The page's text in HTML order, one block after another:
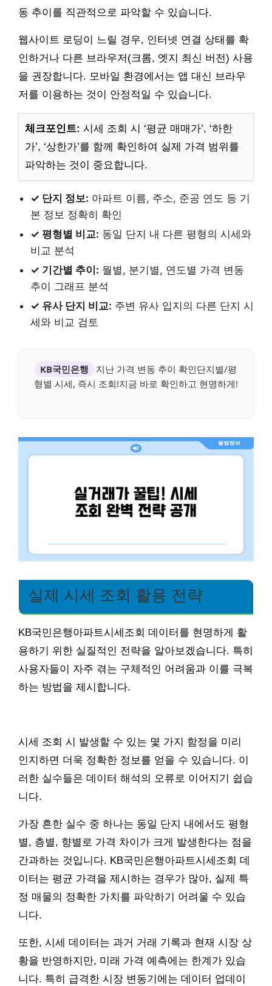
동 추이를 직관적으로 파악할 수 있습니다.
웹사이트 로딩이 느릴 경우, 인터넷 연결 상태를 확
인하거나 다른 브라우저(크롬, 엣지 최신 버전) 사용
을 권장합니다. 모바일 환경에서는 앱 대신 브라우
저를 이용하는 것이 안정적일 수 있습니다.
체크포인트: 시세 조회 시 ‘평균 매매가’, ‘하한
가’, ‘상한가’를 함께 확인하여 실제 가격 범위를
파악하는 것이 중요합니다.
✓ 단지 정보: 아파트 이름, 주소, 준공 연도 등 기
본 정보 정확히 확인
✓ 평형별 비교: 동일 단지 내 다른 평형의 시세와
비교 분석
✓ 기간별 추이: 월별, 분기별, 연도별 가격 변동
추이 그래프 분석
✓ 유사 단지 비교: 주변 유사 입지의 다른 단지 시
세와 비교 검토
KB국민은행
지난 가격 변동 추이 확인단지별/평
형별 시세, 즉시 조회!지금 바로 확인하고 현명하게!
실제 시세 조회 활용 전략
KB국민은행아파트시세조회 데이터를 현명하게 활
용하기 위한 실질적인 전략을 알아보겠습니다. 특히
사용자들이 자주 겪는 구체적인 어려움과 이를 극복
하는 방법을 제시합니다.
시세 조회 시 발생할 수 있는 몇 가지 함정을 미리
인지하면 더욱 정확한 정보를 얻을 수 있습니다. 이
러한 실수들은 데이터 해석의 오류로 이어지기 쉽습
니다.
가장 흔한 실수 중 하나는 동일 단지 내에서도 평형
별, 층별, 향별로 가격 차이가 크게 발생한다는 점을
간과하는 것입니다. KB국민은행아파트시세조회 데
이터는 평균 가격을 제시하는 경우가 많아, 실제 특
정 매물의 정확한 가치를 파악하기 어려울 수 있습
니다.
또한, 시세 데이터는 과거 거래 기록과 현재 시장 상
황을 반영하지만, 미래 가격 예측에는 한계가 있습
니다. 특히 급격한 시장 변동기에는 데이터 업데이